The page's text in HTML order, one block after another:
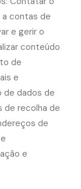
contas de
e gerir o
conteúdo
de
e
de dados de
de recolha de
de
e